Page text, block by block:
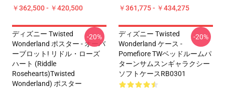
￥362,500 - ￥420,500 ￥361,775 - ￥434,275
ディズニー Twisted
Wonderland ポスター - オーバ
ーブロット! リドル・ローズ
ハート (Riddle
Rosehearts)Twisted
Wonderland) ポスター
-20%
ディズニー Twisted
Wonderland ケース -
Pomefiore TWベッドルームパ
ターンサムスンギャラクシー
ソフトケースRB0301
-20%